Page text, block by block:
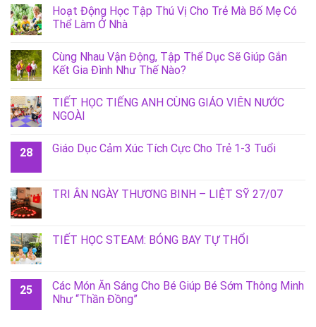
Hoạt Động Học Tập Thú Vị Cho Trẻ Mà Bố Mẹ Có
Thể Làm Ở Nhà
Cùng Nhau Vận Động, Tập Thể Dục Sẽ Giúp Gắn
Kết Gia Đình Như Thế Nào?
TIẾT HỌC TIẾNG ANH CÙNG GIÁO VIÊN NƯỚC
NGOÀI
28 Giáo Dục Cảm Xúc Tích Cực Cho Trẻ 1-3 Tuổi
TRI ÂN NGÀY THƯƠNG BINH – LIỆT SỸ 27/07
TIẾT HỌC STEAM: BÓNG BAY TỰ THỔI
25
Các Món Ăn Sáng Cho Bé Giúp Bé Sớm Thông Minh
Như “Thần Đồng”